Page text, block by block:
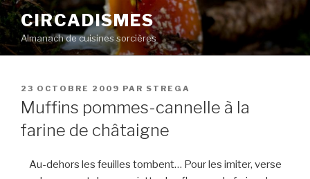
Aller
au
contenu
principal
CIRCADISMES
Almanach de cuisines sorcières
PUBLIÉ
LE
23 OCTOBRE 2009 PAR STREGA
Muffins pommes-cannelle à la
farine de châtaigne
Au-dehors les feuilles tombent… Pour les imiter, verse